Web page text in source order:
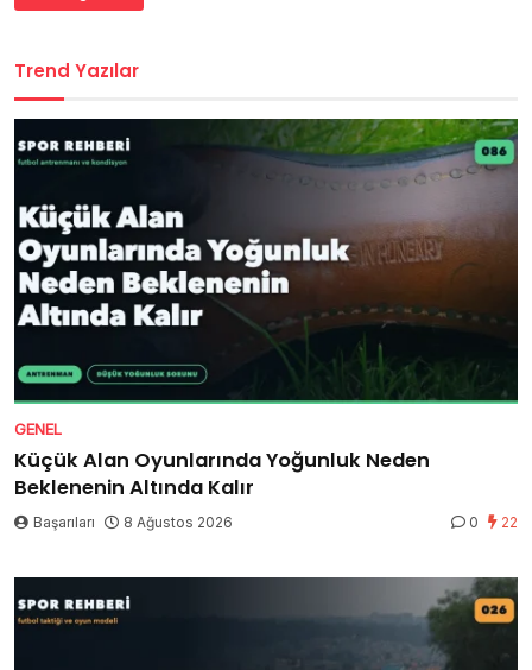
Trend Yazılar
GENEL
Küçük Alan Oyunlarında Yoğunluk Neden
Beklenenin Altında Kalır
Başarıları 8 Ağustos 2026 0 22